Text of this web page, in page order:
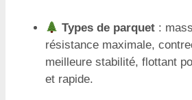
Types de parquet :
résistance maximale,
meilleure stabilité, flottant
et rapide.